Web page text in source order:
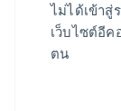
ไม่ได้เข้าสู่
เว็บไซต์อีค
ตน